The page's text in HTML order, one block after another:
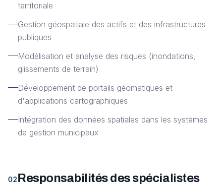
territoriale
Gestion géospatiale des actifs et des infrastructures
publiques
Modélisation et analyse des risques (inondations,
glissements de terrain)
Développement de portails géomatiques et
d'applications cartographiques
Intégration des données spatiales dans les systèmes
de gestion municipaux
02Responsabilités des spécialistes